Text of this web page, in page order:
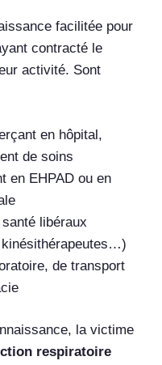
facilitée pour
contracté le
activité. Sont
en hôpital,
de soins
en EHPAD ou en
libéraux
de transport
la victime
respiratoire